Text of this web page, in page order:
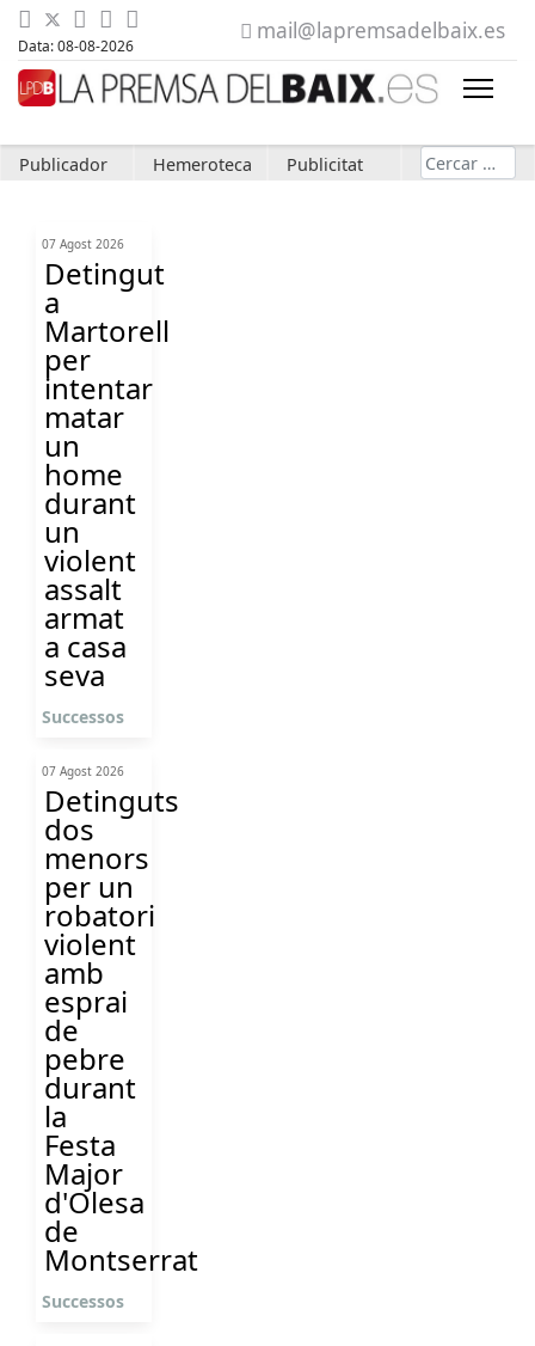
Data: 08-08-2026
mail@lapremsadelbaix.es
Publicador Hemeroteca Publicitat Cerca
07 Agost 2026
Detingut
a
Martorell
per
intentar
matar
un
home
durant
un
violent
assalt
armat
a casa
seva
Successos
07 Agost 2026
Detinguts
dos
menors
per un
robatori
violent
amb
esprai
de
pebre
durant
la
Festa
Major
d'Olesa
de
Montserrat
Successos